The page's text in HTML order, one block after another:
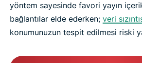
yöntem sayesinde favori yayın
bağlantılar elde ederken; veri
konumunuzun tespit edilmesi riski